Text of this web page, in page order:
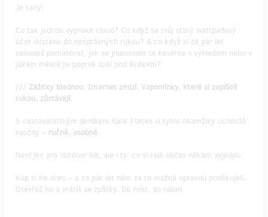
Je tady!
Co tak jednou vypnout cloud? Co když se tvůj starý wattpadový
účet dostane do nesprávných rukou? A co když si za pár let
nebudeš pamatovat, jak se jmenovala ta kavárna s výhledem nebo v
jakém městě jsi poprvé spal pod širákem?
/// Zážitky blednou. Internet zmizí. Vzpomínky, které si zapíšeš
rukou, zůstávají.
S cestovatelským deníkem Rare Places si tyhle okamžiky uchováš
navždy – ručně, osobně.
Není jen pro outdoor lidi, ale i ty, co si rádi občas někam vyjedou.
Kup si ho dnes – a za pár let nám za to možná opravdu poděkuješ.
Otevřeš ho a vrátíš se zpátky. Do míst, do nálad.